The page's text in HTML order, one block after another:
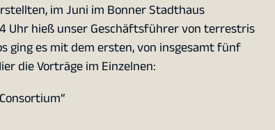
im Juni im Bonner Stadthaus
Uhr hieß unser Geschäftsführer von terrestris
ging es mit dem ersten, von insgesamt fünf
die Vorträge im Einzelnen: